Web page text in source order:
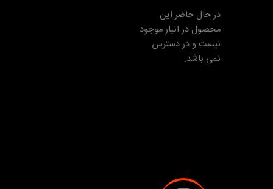
در حال حاضر این
محصول در انبار موجود
نیست و در دسترس
نمی باشد.